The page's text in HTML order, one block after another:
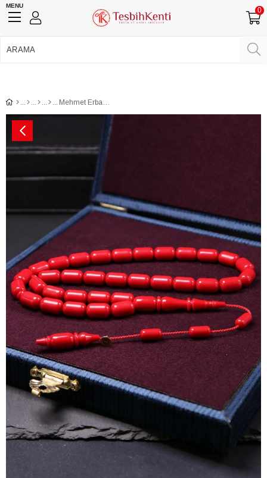
MENU
0
Mehmet Erbabacan Kapsül Kırmızı Katalin Bowling Topu Tesbih